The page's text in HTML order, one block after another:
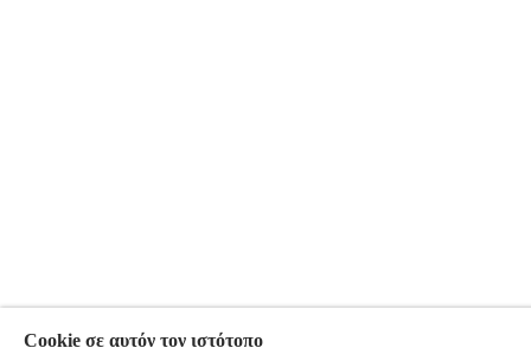
Cookie σε αυτόν τον ιστότοπο